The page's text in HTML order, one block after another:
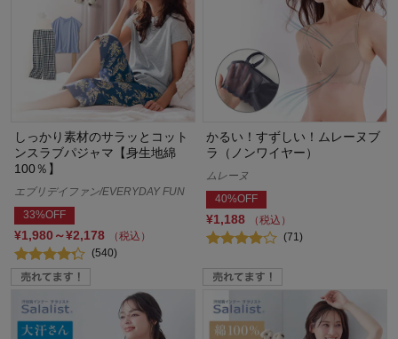
しっかり素材のサラッとコット
ンスラブパジャマ【身生地綿
100％】
エブリデイファン/EVERYDAY FUN
33%OFF
¥1,980～¥2,178
（税込）
(540)
かるい！すずしい！ムレーヌブ
ラ（ノンワイヤー）
ムレーヌ
40%OFF
¥1,188
（税込）
(71)